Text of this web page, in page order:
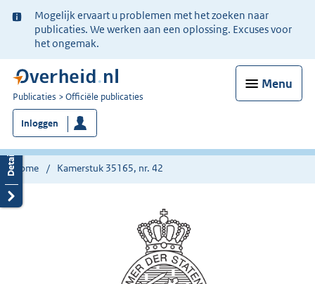
Ter
informatie:
Mogelijk ervaart u problemen met het zoeken naar
publicaties. We werken aan een oplossing. Excuses voor
het ongemak.
Menu
U
bent
nu
hier:
Publicaties Officiële publicaties
Inloggen
Home Kamerstuk 35165, nr. 42